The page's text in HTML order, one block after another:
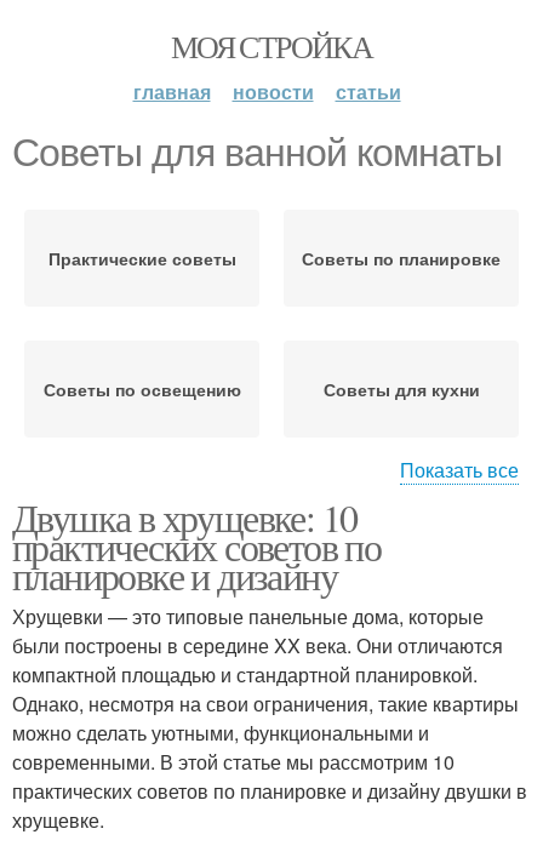
МОЯ СТРОЙКА
главная новости статьи
Советы для ванной комнаты
Практические советы Советы по планировке
Советы по освещению Советы для кухни
Советы для спальни Ванная комната
Советы по
функциональности
Пространства в комнате
Показать все
Двушка в хрущевке: 10
практических советов по
планировке и дизайну
Хрущевки — это типовые панельные дома, которые
были построены в середине XX века. Они отличаются
компактной площадью и стандартной планировкой.
Однако, несмотря на свои ограничения, такие квартиры
можно сделать уютными, функциональными и
современными. В этой статье мы рассмотрим 10
практических советов по планировке и дизайну двушки в
хрущевке.